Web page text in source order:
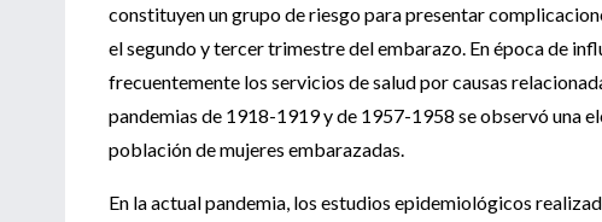
constituyen un grupo de riesgo para presentar
el segundo y tercer trimestre del embarazo. En época de
frecuentemente los servicios de salud por causas
pandemias de 1918-1919 y de 1957-1958 se observó una
población de mujeres embarazadas.
En la actual pandemia, los estudios epidemiológicos